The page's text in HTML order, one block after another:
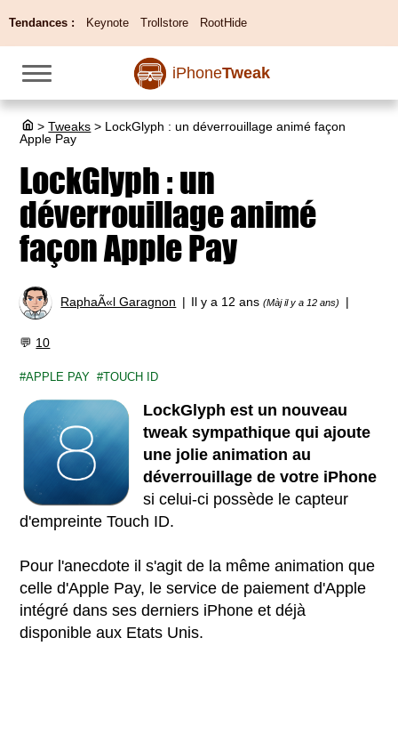
Tendances : Keynote Trollstore RootHide
iPhoneTweak
> Tweaks > LockGlyph : un déverrouillage animé façon
Apple Pay
LockGlyph : un
déverrouillage animé
façon Apple Pay
RaphaÃ«l Garagnon Il y a 12 ans(Màj il y a 12 ans)
💬 10
APPLE PAY TOUCH ID
LockGlyph est un nouveau
tweak sympathique qui ajoute
une jolie animation au
déverrouillage de votre iPhone
si celui-ci possède le capteur
d'empreinte Touch ID.
Pour l'anecdote il s'agit de la même animation que
celle d'Apple Pay, le service de paiement d'Apple
intégré dans ses derniers iPhone et déjà
disponible aux Etats Unis.